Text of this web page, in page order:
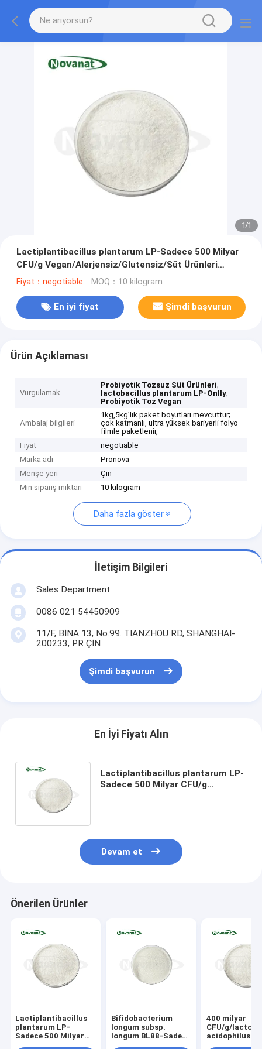
1/1
Lactiplantibacillus plantarum LP-Sadece 500 Milyar
CFU/g Vegan/Alerjensiz/Glutensiz/Süt Ürünleri
İçermez
Fiyat：negotiable MOQ：10 kilogram
En iyi fiyat Şimdi başvurun
Ürün Açıklaması
Vurgulamak
Probiyotik Tozsuz Süt Ürünleri,
lactobacillus plantarum LP-Onlly,
Probiyotik Toz Vegan
Ambalaj bilgileri
1kg,5kg’lık paket boyutları mevcuttur;
çok katmanlı, ultra yüksek bariyerli folyo
filmle paketlenir,
Fiyat
negotiable
Marka adı
Pronova
Menşe yeri
Çin
Min sipariş miktarı
10 kilogram
Daha fazla göster
İletişim Bilgileri
Sales Department
0086 021 54450909
11/F, BİNA 13, No.99. TIANZHOU RD, SHANGHAI-
200233, PR ÇİN
Şimdi başvurun
En İyi Fiyatı Alın
Lactiplantibacillus plantarum LP-
Sadece 500 Milyar CFU/g
Devam et
Önerilen Ürünler
Lactiplantibacillus
plantarum LP-
Sadece 500 Milyar
Bifidobacterium
longum subsp.
longum BL88-Sadece
400 milyar
CFU/g/
acidophilus